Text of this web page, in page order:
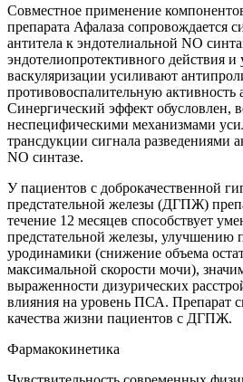
Совместное применение
препарата Афалаза сопровождается
антитела к эндотелиальной NO
эндотелиопротективного действия
васкуляризации усиливают
противовоспалительную
Синергический эффект обусловлен,
неспецифическими механизмами
трансдукции сигнала разведениями
NO синтазе.
У пациентов с доброкачественной
предстательной железы (ДГПЖ)
течение 12 месяцев способствует
предстательной железы, улучшению
уродинамики (снижение объема
максимальной скорости мочи),
выраженности дизурических
влияния на уровень ПСА. Препарат
качества жизни пациентов с ДГПЖ.
Фармакокинетика